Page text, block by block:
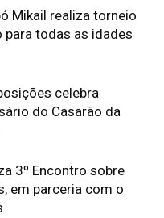
Mikail realiza torneio
para todas as idades
celebra
do Casarão da
3º Encontro sobre
em parceria com o